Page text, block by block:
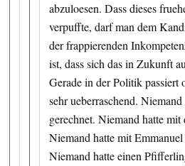
abzuloesen. Dass dieses
verpuffte, darf man dem
der frappierenden
ist, dass sich das in Zukunft
Gerade in der Politik passiert
sehr ueberraschend.
gerechnet. Niemand hatte
Niemand hatte mit
Niemand hatte einen